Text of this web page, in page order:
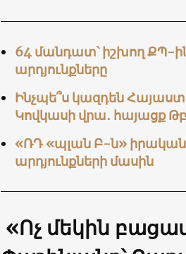
64 մանդատ՝ իշխող ՔՊ-
արդյունքները
Ինչպե՞ս կազդեն
Կովկասի վրա․ հայացք
«ՌԴ «պլան Բ-ն»
արդյունքների մասին
«Ոչ մեկին